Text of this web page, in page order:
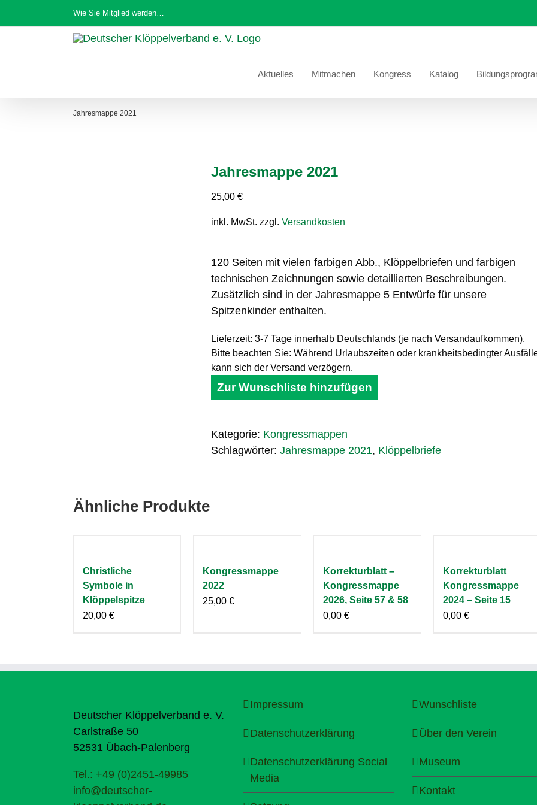
Inhalt
Wie Sie Mitglied werden…
Aktuelles Mitmachen Kongress Katalog
Jahresmappe 2021
Jahresmappe 2021
25,00 €
inkl. MwSt. zzgl. Versandkosten
120 Seiten mit vielen farbigen Abb., Klöppelbriefen und farbigen
technischen Zeichnungen sowie detaillierten Beschreibungen.
Zusätzlich sind in der Jahresmappe 5 Entwürfe für unsere
Spitzenkinder enthalten.
Lieferzeit: 3-7 Tage innerhalb Deutschlands (je nach Versandaufkommen).
Bitte beachten Sie: Während Urlaubszeiten oder krankheitsbedingter
kann sich der Versand verzögern.
Zur Wunschliste hinzufügen
Kategorie: Kongressmappen
Schlagwörter: Jahresmappe 2021, Klöppelbriefe
Ähnliche Produkte
Christliche
Symbole in
Klöppelspitze
20,00 €
Kongressmappe
2022
25,00€
Korrekturblatt –
Kongressmappe
2026, Seite 57 & 58
0,00 €
Korrekturblatt
Kongressmappe
2024 – Seite 15
0,00 €
Deutscher Klöppelverband e. V.
Carlstraße 50
52531 Übach-Palenberg
Tel.: +49 (0)2451-49985
info@deutscher-
Impressum
Datenschutzerklärung
Datenschutzerklärung Social
Media
Wunschliste
Über den Verein
Museum
Kontakt